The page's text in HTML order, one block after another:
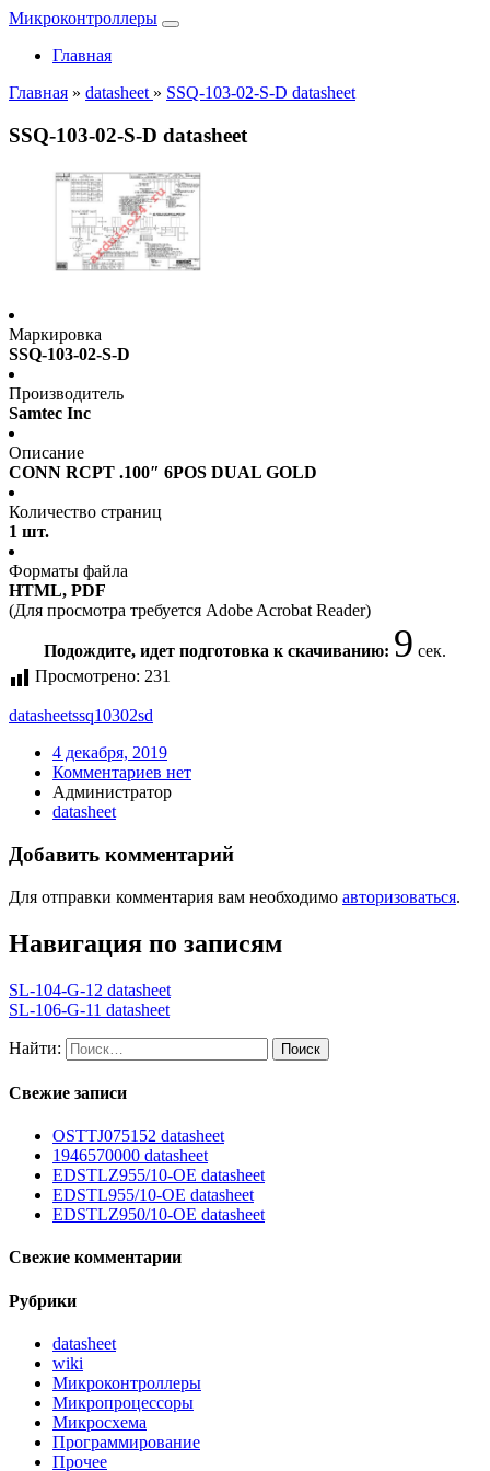
Микроконтроллеры
Главная
Главная » datasheet » SSQ-103-02-S-D datasheet
SSQ-103-02-S-D datasheet
Маркировка
SSQ-103-02-S-D
Производитель
Samtec Inc
Описание
CONN RCPT .100″ 6POS DUAL GOLD
Количество страниц
1 шт.
Форматы файла
HTML, PDF
(Для просмотра требуется Adobe Acrobat Reader)
Подождите, идет подготовка к скачиванию: 9 сек.
Просмотрено: 231
datasheetssq10302sd
4 декабря, 2019
Комментариев нет
Администратор
datasheet
Добавить комментарий
Для отправки комментария вам необходимо авторизоваться.
Навигация по записям
SL-104-G-12 datasheet
SL-106-G-11 datasheet
Найти:
Свежие записи
OSTTJ075152 datasheet
1946570000 datasheet
EDSTLZ955/10-OE datasheet
EDSTL955/10-OE datasheet
EDSTLZ950/10-OE datasheet
Свежие комментарии
Рубрики
datasheet
wiki
Микроконтроллеры
Микропроцессоры
Микросхема
Программирование
Прочее